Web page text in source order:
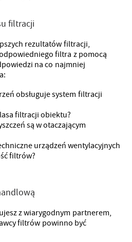
filtracji
rezultatów filtracji,
filtra z pomocą
na co najmniej
obsługuje system filtracji
filtracji obiektu?
są w otaczającym
urządzeń wentylacyjnych
filtrów?
z wiarygodnym partnerem,
filtrów powinno być